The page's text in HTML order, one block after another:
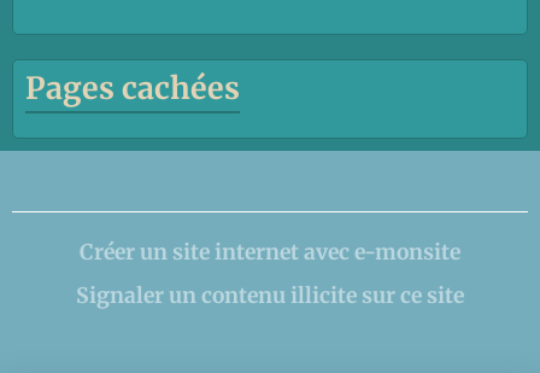
Pages cachées
Créer un site internet avec e-monsite
Signaler un contenu illicite sur ce site